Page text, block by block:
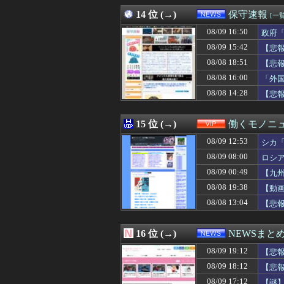
08/09 18:30
【FEH】game-iの
08/09 18:30
松井秀喜の凄さは
08/09 18:30
【デレマス】渋谷
08/09 18:30
【サッカー】日本
08/09 18:30
【モンハンワイル
08/09 18:30
「I’ll be back が言
08/09 18:30
【悲報】バスロー
08/09 18:29
【画像】tuki.、お
08/09 18:29
【画像】かくとう
08/09 18:29
「セルフレジは便
08/09 18:28
【素ちゃん】ち
14 位 (→) 保守速報 [一
08/09 16:50
政府
08/09 15:42
【悲
08/08 18:51
【悲
08/08 16:00
「外
08/08 14:28
【悲
15 位 (→) 働くモノニ
08/09 12:53
シカ
08/09 08:00
ロシ
08/09 00:49
【九
08/08 19:38
【動
08/08 13:04
【悲
16 位 (→) NEWSまと
08/09 19:12
【悲
08/09 18:12
【悲
08/09 17:12